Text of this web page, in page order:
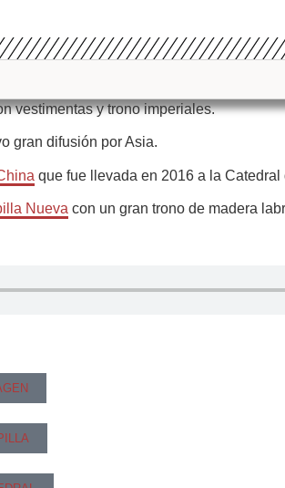
vestimentas y trono imperiales.
gran difusión por Asia.
que fue llevada en 2016 a la Catedral
Nueva con un gran trono de madera